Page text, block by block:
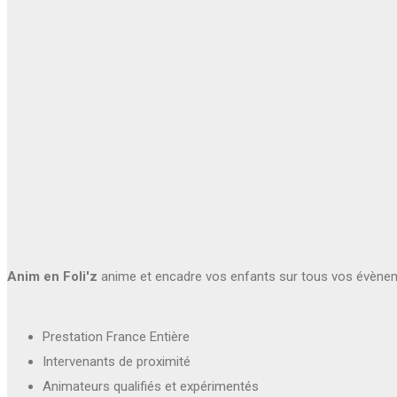
Anim en Foli'z anime et encadre vos enfants sur tous vos
Prestation France Entière
Intervenants de proximité
Animateurs qualifiés et expérimentés